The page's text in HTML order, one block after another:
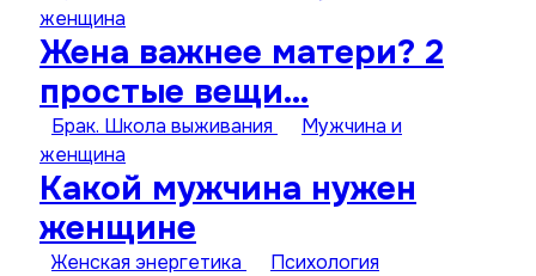
женщина
Жена важнее матери? 2
простые вещи…
Брак. Школа выживания
Мужчина и
женщина
Какой мужчина нужен
женщине
Женская энергетика
Психология